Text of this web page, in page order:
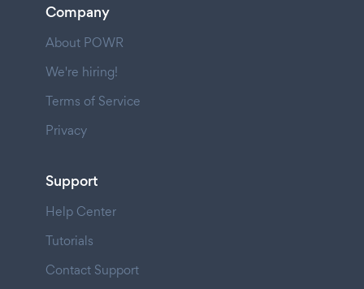
Company
About POWR
We're hiring!
Terms of Service
Privacy
Support
Help Center
Tutorials
Contact Support